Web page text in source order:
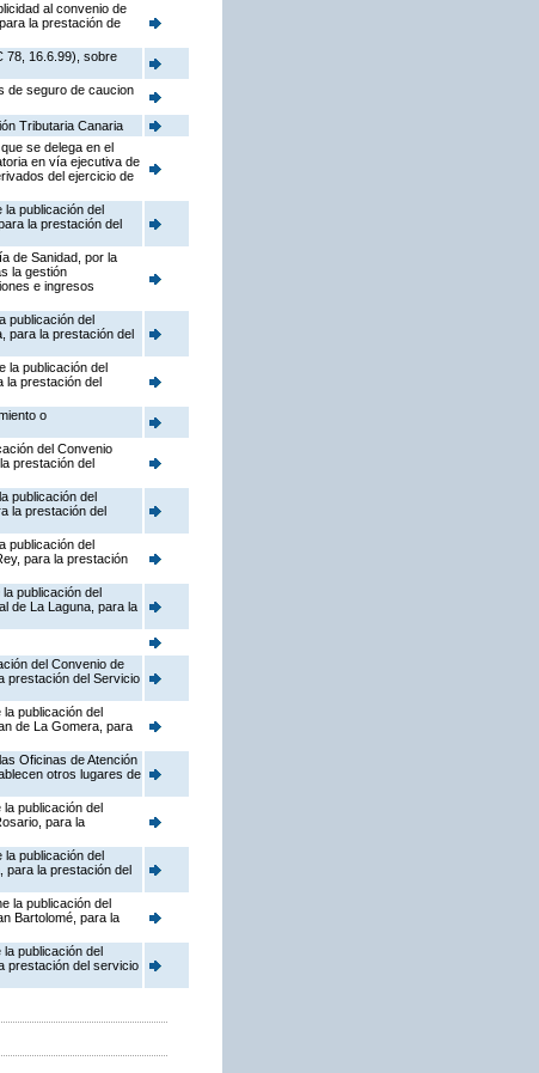
al convenio de
la prestación de
78, 16.6.99), sobre
de seguro de caucion
Tributaria Canaria
se delega en el
en vía ejecutiva de
del ejercicio de
publicación del
la prestación del
de Sanidad, por la
la gestión
e ingresos
publicación del
para la prestación del
la publicación del
la prestación del
o
del Convenio
prestación del
publicación del
la prestación del
publicación del
para la prestación
publicación del
de La Laguna, para la
del Convenio de
prestación del Servicio
publicación del
de La Gomera, para
Oficinas de Atención
otros lugares de
publicación del
para la
publicación del
la prestación del
la publicación del
Bartolomé, para la
publicación del
prestación del servicio